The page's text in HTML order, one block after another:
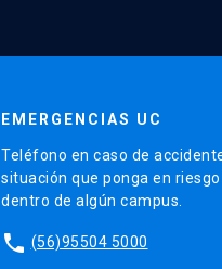
EMERGENCIAS UC
Teléfono en caso de
situación que ponga en
dentro de algún campus.
phone (56)95504 5000